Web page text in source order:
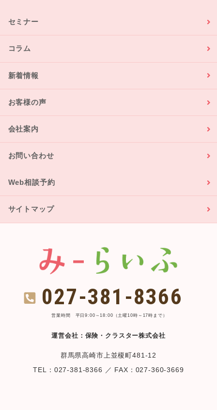
セミナー
コラム
新着情報
お客様の声
会社案内
お問い合わせ
Web相談予約
サイトマップ
027-381-8366
営業時間 平日9:00～18:00（土曜10時～17時まで）
運営会社：保険・クラスター株式会社
群馬県高崎市上並榎町481-12
TEL：027-381-8366 ／ FAX：027-360-3669